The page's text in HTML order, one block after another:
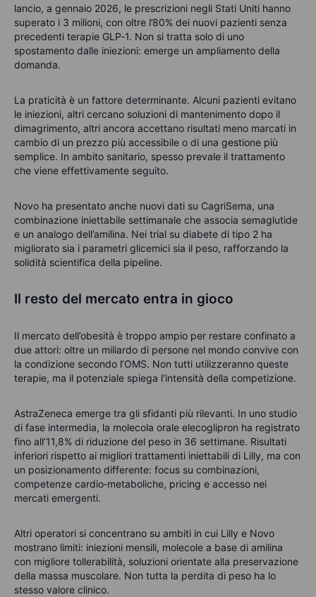
lancio, a gennaio 2026, le prescrizioni negli Stati Uniti hanno
superato i 3 milioni, con oltre l’80% dei nuovi pazienti senza
precedenti terapie GLP‑1. Non si tratta solo di uno
spostamento dalle iniezioni: emerge un ampliamento della
domanda.
La praticità è un fattore determinante. Alcuni pazienti evitano
le iniezioni, altri cercano soluzioni di mantenimento dopo il
dimagrimento, altri ancora accettano risultati meno marcati in
cambio di un prezzo più accessibile o di una gestione più
semplice. In ambito sanitario, spesso prevale il trattamento
che viene effettivamente seguito.
Novo ha presentato anche nuovi dati su CagriSema, una
combinazione iniettabile settimanale che associa semaglutide
e un analogo dell’amilina. Nei trial su diabete di tipo 2 ha
migliorato sia i parametri glicemici sia il peso, rafforzando la
solidità scientifica della pipeline.
Il resto del mercato entra in gioco
Il mercato dell’obesità è troppo ampio per restare confinato a
due attori: oltre un miliardo di persone nel mondo convive con
la condizione secondo l’OMS. Non tutti utilizzeranno queste
terapie, ma il potenziale spiega l’intensità della competizione.
AstraZeneca emerge tra gli sfidanti più rilevanti. In uno studio
di fase intermedia, la molecola orale elecoglipron ha registrato
fino all’11,8% di riduzione del peso in 36 settimane. Risultati
inferiori rispetto ai migliori trattamenti iniettabili di Lilly, ma con
un posizionamento differente: focus su combinazioni,
competenze cardio‑metaboliche, pricing e accesso nei
mercati emergenti.
Altri operatori si concentrano su ambiti in cui Lilly e Novo
mostrano limiti: iniezioni mensili, molecole a base di amilina
con migliore tollerabilità, soluzioni orientate alla preservazione
della massa muscolare. Non tutta la perdita di peso ha lo
stesso valore clinico.